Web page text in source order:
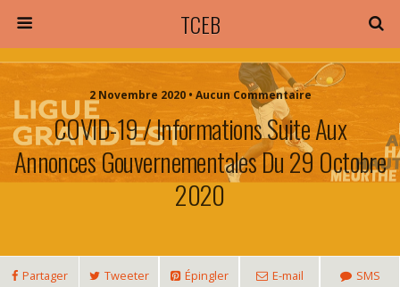
TCEB
2 Novembre 2020 • Aucun Commentaire
COVID-19 / Informations Suite Aux
Annonces Gouvernementales Du 29 Octobre
2020
Partager Tweeter Épingler E-mail SMS